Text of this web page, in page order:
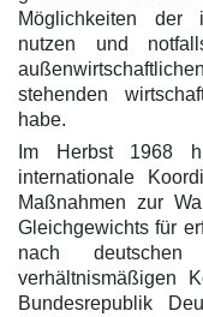
Möglichkeiten der
nutzen und
stehenden
habe.
Im Herbst 1968
internationale
Maßnahmen zur
Gleichgewichts für
nach
verhältnismäßigen
Bundesrepublik